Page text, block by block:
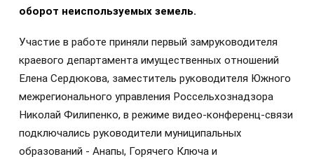
оборот неиспользуемых земель.
Участие в работе приняли первый замруководителя
краевого департамента имущественных отношений
Елена Сердюкова, заместитель руководителя Южного
межрегионального управления Россельхознадзора
Николай Филипенко, в режиме видео-конференц-связи
подключались руководители муниципальных
образований - Анапы, Горячего Ключа и